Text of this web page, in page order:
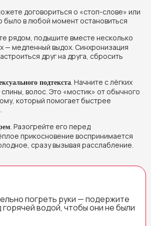
договориться о «стоп-слове» или
в любой момент остановиться
рядом, подышите вместе несколько
— медленный выдох. Синхронизация
друг на друга, сбросить
подтекста . Начните с лёгких
волос. Это «мостик» от обычного
который помогает быстрее
. Разогрейте его перед
прикосновение воспринимается
сразу вызывая расслабление.
погреть руки — подержите
горячей водой, чтобы они не были